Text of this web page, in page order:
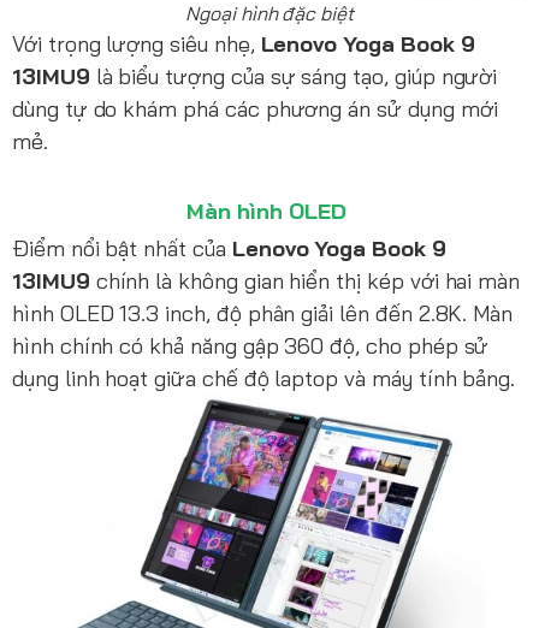
Ngoại hình đặc biệt
Với trọng lượng siêu nhẹ, Lenovo Yoga Book 9
13IMU9 là biểu tượng của sự sáng tạo, giúp người
dùng tự do khám phá các phương án sử dụng mới
mẻ.
Màn hình OLED
Điểm nổi bật nhất của Lenovo Yoga Book 9
13IMU9 chính là không gian hiển thị kép với hai màn
hình OLED 13.3 inch, độ phân giải lên đến 2.8K. Màn
hình chính có khả năng gập 360 độ, cho phép sử
dụng linh hoạt giữa chế độ laptop và máy tính bảng.